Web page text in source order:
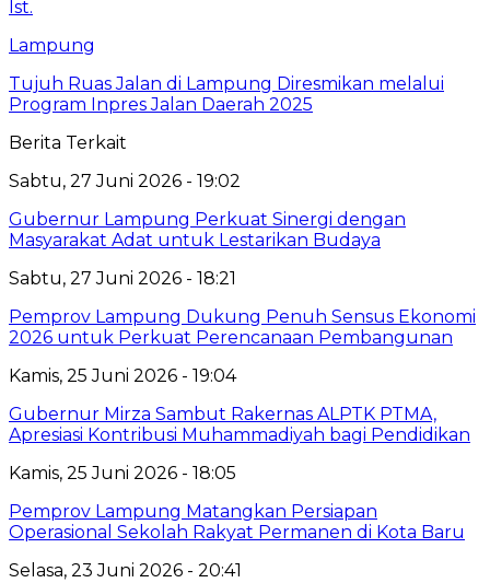
Lampung
Tujuh Ruas Jalan di Lampung Diresmikan melalui
Program Inpres Jalan Daerah 2025
Berita Terkait
Sabtu, 27 Juni 2026 - 19:02
Gubernur Lampung Perkuat Sinergi dengan
Masyarakat Adat untuk Lestarikan Budaya
Sabtu, 27 Juni 2026 - 18:21
Pemprov Lampung Dukung Penuh Sensus Ekonomi
2026 untuk Perkuat Perencanaan Pembangunan
Kamis, 25 Juni 2026 - 19:04
Gubernur Mirza Sambut Rakernas ALPTK PTMA,
Apresiasi Kontribusi Muhammadiyah bagi Pendidikan
Kamis, 25 Juni 2026 - 18:05
Pemprov Lampung Matangkan Persiapan
Operasional Sekolah Rakyat Permanen di Kota Baru
Selasa, 23 Juni 2026 - 20:41